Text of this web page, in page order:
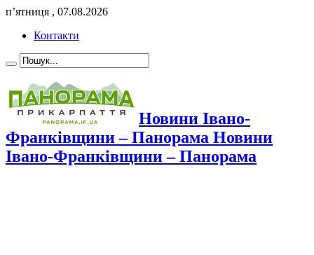
п’ятниця , 07.08.2026
Контакти
Новини Івано-
Франківщини – Панорама Новини
Івано-Франківщини – Панорама